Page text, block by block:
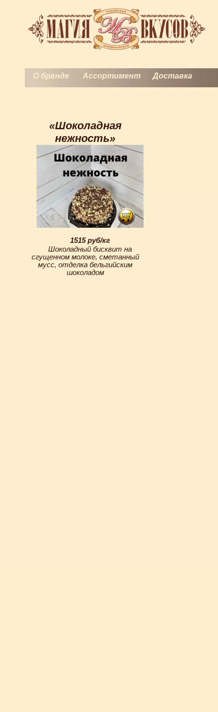
О бренде Ассортимент Доставка
«Шоколадная
нежность»
1515 руб/кг
Шоколадный бисквит на
сгущенном молоке, сметанный
мусс, отделка бельгийским
шоколадом